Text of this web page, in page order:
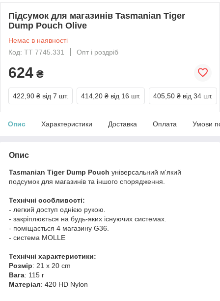
Підсумок для магазинів Tasmanian Tiger
Dump Pouch Olive
Немає в наявності
Код: TT 7745.331
Опт і роздріб
624 ₴
422,90 ₴ від 7 шт. 414,20 ₴ від 16 шт. 405,50 ₴ від 34 шт.
Опис Характеристики Доставка Оплата Умови
Опис
Tasmanian Tiger Dump Pouch універсальний м'який
подсумок для магазинів та іншого спорядження.
Технічні особливості:
- легкий доступ однією рукою.
- закріплюється на будь-яких існуючих системах.
- поміщається 4 магазину G36.
- система MOLLE
Технічні характеристики:
Розмір: 21 x 20 cm
Вага: 115 г
Матеріал: 420 HD Nylon